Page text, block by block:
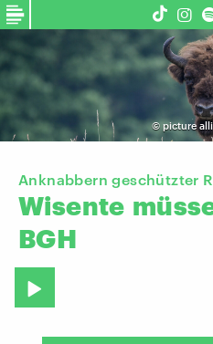
© picture
Anknabbern geschützter
Wisente
BGH